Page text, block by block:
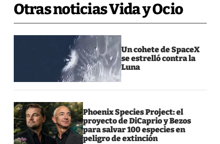
Otras noticias Vida y Ocio
Un cohete de SpaceX
se estrelló contra la
Luna
Phoenix Species Project: el
proyecto de DiCaprio y Bezos
para salvar 100 especies en
peligro de extinción